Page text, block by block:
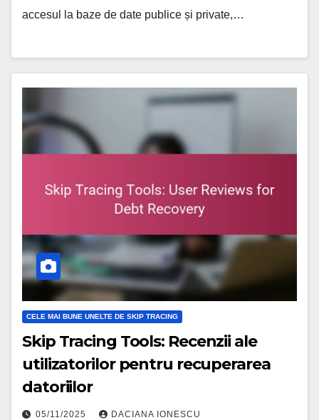
accesul la baze de date publice și private,…
CELE MAI BUNE UNELTE DE SKIP TRACING
Skip Tracing Tools: Recenzii ale
utilizatorilor pentru recuperarea
datoriilor
05/11/2025 DACIANA IONESCU